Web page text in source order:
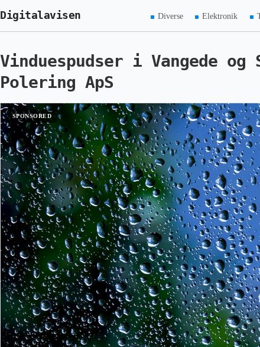
Digitalavisen Diverse Elektronik
Vinduespudser i Vangede og
Polering ApS